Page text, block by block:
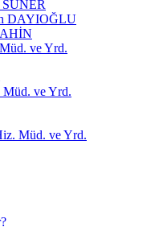
DAYIOĞLU
ve Yrd.
Müd. ve Yrd.
Müd. ve Yrd.